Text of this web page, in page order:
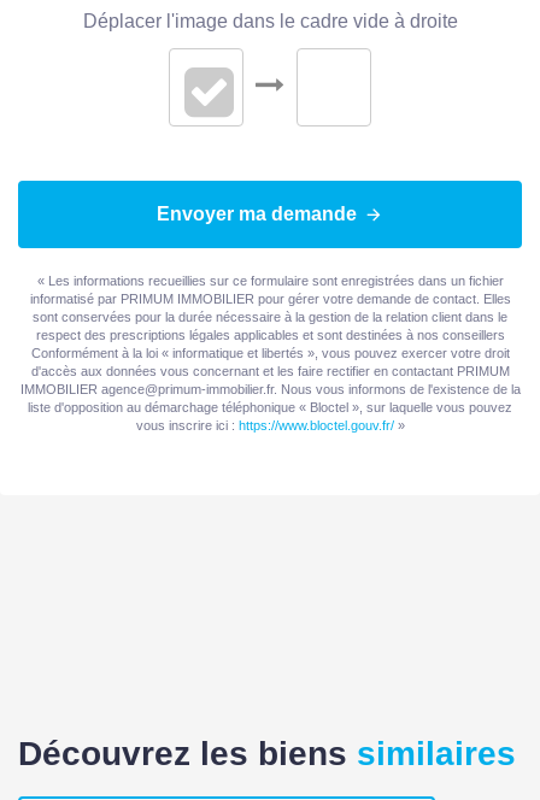
Déplacer l'image dans le cadre vide à droite
Envoyer ma demande
« Les informations recueillies sur ce formulaire sont enregistrées dans un fichier
informatisé par PRIMUM IMMOBILIER pour gérer votre demande de contact. Elles
sont conservées pour la durée nécessaire à la gestion de la relation client dans le
respect des prescriptions légales applicables et sont destinées à nos conseillers
Conformément à la loi « informatique et libertés », vous pouvez exercer votre droit
d'accès aux données vous concernant et les faire rectifier en contactant PRIMUM
IMMOBILIER agence@primum-immobilier.fr. Nous vous informons de l'existence de la
liste d'opposition au démarchage téléphonique « Bloctel », sur laquelle vous pouvez
vous inscrire ici : https://www.bloctel.gouv.fr/»
Découvrez les biens similaires